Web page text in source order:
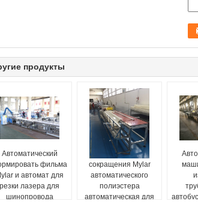
продукты
Автоматический
фильма
и автомат для
резки лазера для
шинопровода
Машина обруча
сокращения Mylar
автоматического
полиэстера
автоматическая для